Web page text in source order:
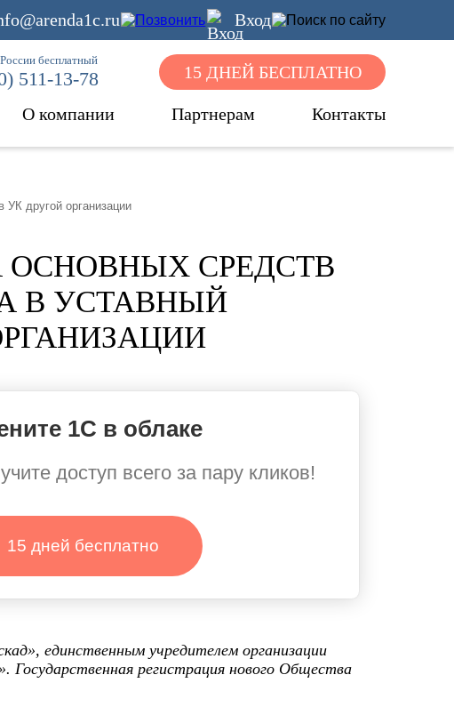
Вход
бесплатный
511-13-78 15 ДНЕЙ БЕСПЛАТНО
О компании Партнерам Контакты
УК другой организации
ОСНОВНЫХ СРЕДСТВ
В УСТАВНЫЙ
1С в облаке
доступ всего за пару кликов!
15 дней бесплатно
единственным учредителем организации
регистрация нового Общества